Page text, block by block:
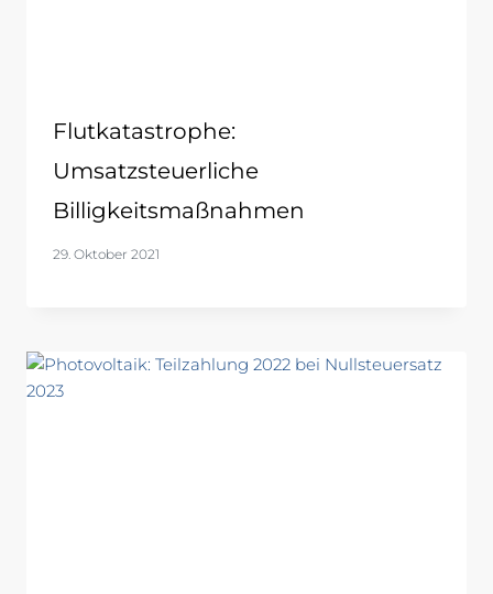
Flutkatastrophe:
Umsatzsteuerliche
Billigkeitsmaßnahmen
29. Oktober 2021